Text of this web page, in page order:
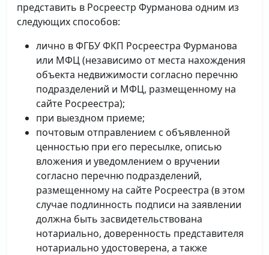
представить в Росреестр Фурманова одним из
следующих способов:
лично в ФГБУ ФКП Росреестра Фурманова
или МФЦ (независимо от места нахождения
объекта недвижимости согласно перечню
подразделений и МФЦ, размещенному на
сайте Росреестра);
при выездном приеме;
почтовым отправлением с объявленной
ценностью при его пересылке, описью
вложения и уведомлением о вручении
согласно перечню подразделений,
размещенному на сайте Росреестра (в этом
случае подлинность подписи на заявлении
должна быть засвидетельствована
нотариально, доверенность представителя
нотариально удостоверена, а также